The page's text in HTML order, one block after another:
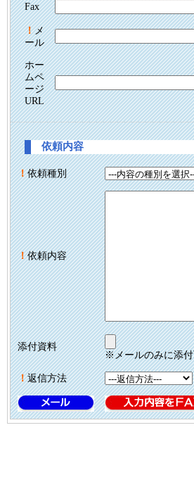
Fax
！メ
ール
ホー
ムペ
ージ
URL
依頼内容
！依頼種別
！依頼内容
添付資料
※メールのみに添
！返信方法